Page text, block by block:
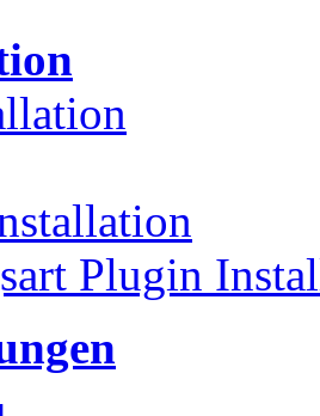
Plugin